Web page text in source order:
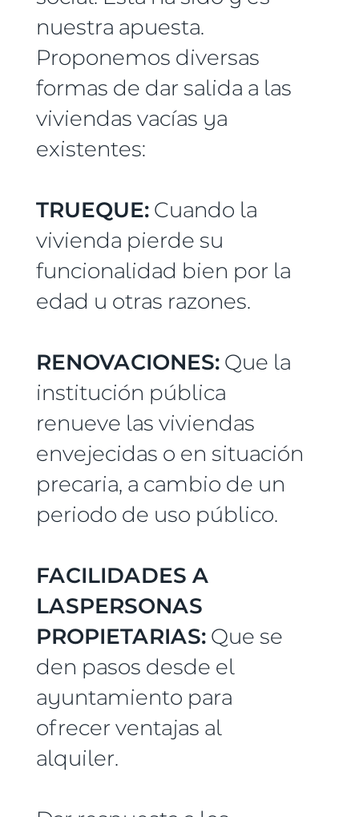
nuestra apuesta.
Proponemos diversas
formas de dar salida a las
viviendas vacías ya
existentes:
TRUEQUE:Cuando la
vivienda pierde su
funcionalidad bien por la
edad u otras razones.
RENOVACIONES:Que la
institución pública
renueve las viviendas
envejecidas o en situación
precaria, a cambio de un
periodo de uso público.
FACILIDADES A
LASPERSONAS
PROPIETARIAS:Que se
den pasos desde el
ayuntamiento para
ofrecer ventajas al
alquiler.